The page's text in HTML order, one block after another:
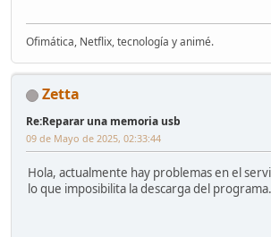
Ofimática, Netflix, tecnología y animé.
Zetta
Re:Reparar una memoria usb
09 de Mayo de 2025, 02:33:44
Hola, actualmente hay problemas en el
lo que imposibilita la descarga del programa.